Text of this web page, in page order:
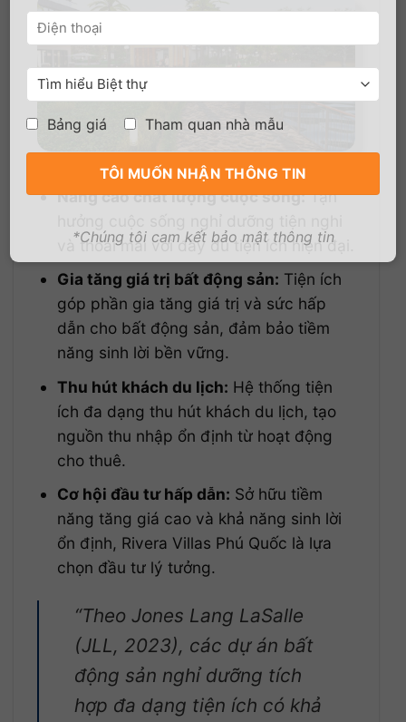
Lợi ích của tiện ích Rivera Villas Phú Quốc
Nâng cao chất lượng cuộc sống:Tận
và thoải mái với đầy đủ tiện ích hiện đại.
Gia tăng giá trị bất động sản: Tiện ích
góp phần gia tăng giá trị và sức hấp
dẫn cho bất động sản, đảm bảo tiềm
năng sinh lời bền vững.
Thu hút khách du lịch: Hệ thống tiện
ích đa dạng thu hút khách du lịch, tạo
nguồn thu nhập ổn định từ hoạt động
cho thuê.
Cơ hội đầu tư hấp dẫn: Sở hữu tiềm
năng tăng giá cao và khả năng sinh lời
ổn định, Rivera Villas Phú Quốc là lựa
chọn đầu tư lý tưởng.
“Theo Jones Lang LaSalle
(JLL, 2023), các dự án bất
động sản nghỉ dưỡng tích
hợp đa dạng tiện ích có khả
Bảng giá Tham quan nhà mẫu
*Chúng tôi cam kết bảo mật thông tin